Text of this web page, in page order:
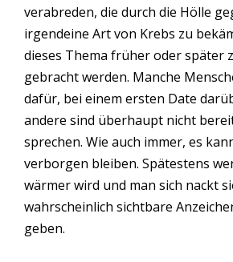
verabreden, die durch die Hölle
irgendeine Art von Krebs zu
dieses Thema früher oder später
gebracht werden. Manche
dafür, bei einem ersten Date
andere sind überhaupt nicht
sprechen. Wie auch immer, es
verborgen bleiben. Spätestens
wärmer wird und man sich nackt
wahrscheinlich sichtbare
geben.